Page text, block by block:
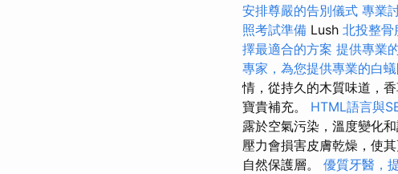
安排尊嚴的告別儀式 專業
照考試準備 Lush 北投整骨
擇最適合的方案 提供專業
專家，為您提供專業的白
情，從持久的木質味道，
寶貴補充。 HTML語言與
露於空氣污染，溫度變化
壓力會損害皮膚乾燥，使
自然保護層。 優質牙醫，